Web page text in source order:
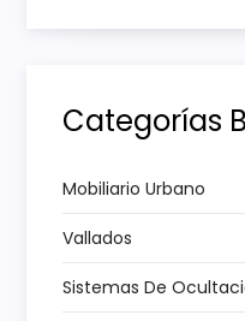
c
ó
n
d
Categorías
Mobiliario Urbano
Vallados
Sistemas De